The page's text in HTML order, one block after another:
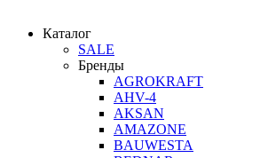
Каталог
SALE
Бренды
AGROKRAFT
AHV-4
AKSAN
AMAZONE
BAUWESTA